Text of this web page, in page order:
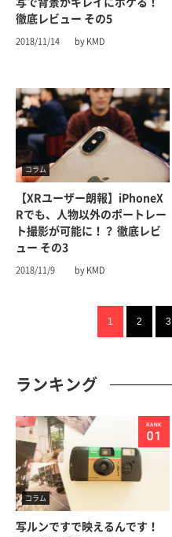
徹底レビュー その5
2018/11/14 by KMD
コラム
【XRユーザー朗報】iPhoneX
Rでも、人物以外のポートレー
ト撮影が可能に！？ 徹底レビ
ュー その3︎
2018/11/9 by KMD
1 2 3
ランキング
コラム
写ルンですで映えるんです！